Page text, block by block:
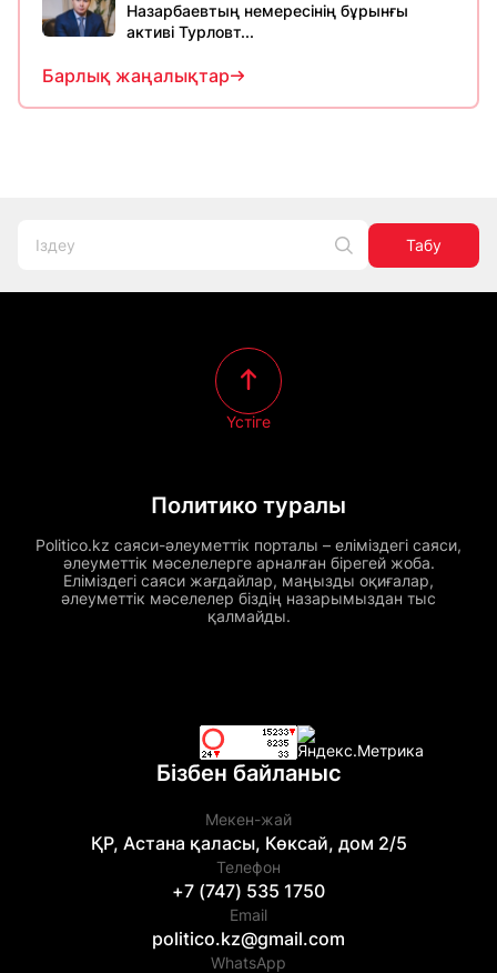
Назарбаевтың немересінің бұрынғы
активі Турловт...
Барлық жаңалықтар
Табу
Политико туралы
Politico.kz саяси-әлеуметтік порталы – еліміздегі саяси,
әлеуметтік мәселелерге арналған бірегей жоба.
Еліміздегі саяси жағдайлар, маңызды оқиғалар,
әлеуметтік мәселелер біздің назарымыздан тыс
қалмайды.
Үстіге
Бізбен байланыс
Мекен-жай
ҚР, Астана қаласы, Көксай, дом 2/5
Телефон
+7 (747) 535 1750
Email
politico.kz@gmail.com
WhatsApp